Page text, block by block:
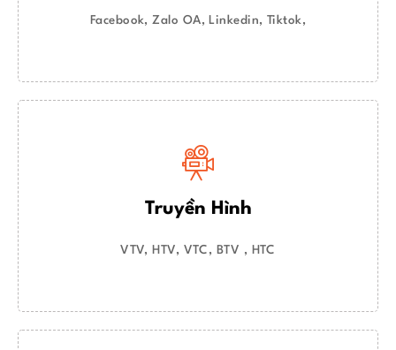
Facebook, Zalo OA, Linkedin, Tiktok,
Truyền Hình
VTV, HTV, VTC, BTV , HTC